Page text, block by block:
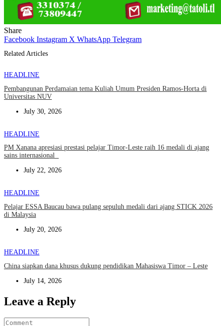
Share
Facebook Instagram X WhatsApp Telegram
Related Articles
HEADLINE
Pembangunan Perdamaian tema Kuliah Umum Presiden Ramos-Horta di
Universitas NUV
July 30, 2026
HEADLINE
PM Xanana apresiasi prestasi pelajar Timor-Leste raih 16 medali di ajang
sains internasional
July 22, 2026
HEADLINE
Pelajar ESSA Baucau bawa pulang sepuluh medali dari ajang STICK 2026
di Malaysia
July 20, 2026
HEADLINE
China siapkan dana khusus dukung pendidikan Mahasiswa Timor – Leste
July 14, 2026
Leave a Reply